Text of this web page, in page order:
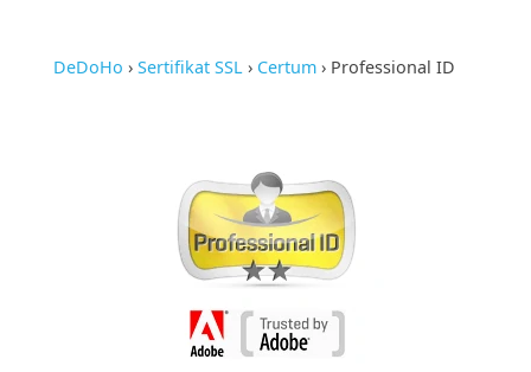
DeDoHo › Sertifikat SSL› Certum› Professional ID